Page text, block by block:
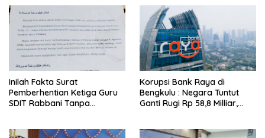
Inilah Fakta Surat
Pemberhentian Ketiga Guru
SDIT Rabbani Tanpa
Korupsi Bank Raya di
Bengkulu : Negara Tuntut
Ganti Rugi Rp 58,8 Milliar,